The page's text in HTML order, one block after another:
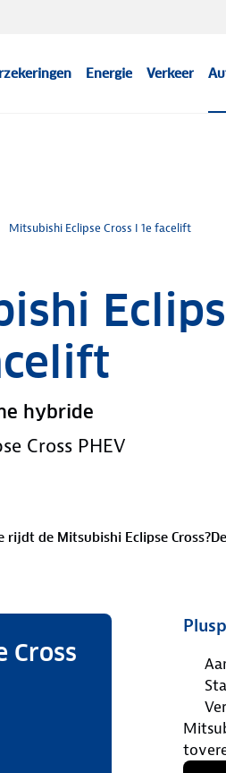
Energie Verkeer
Mitsubishi Eclipse Cross I 1e facelift
hybride
Cross PHEV
rijdt de Mitsubishi Eclipse Cross?
Cross